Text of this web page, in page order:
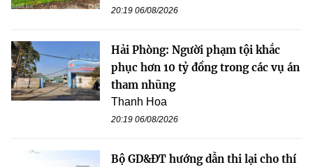
20:19 06/08/2026
Hải Phòng: Người phạm tội khắc
phục hơn 10 tỷ đồng trong các vụ án
tham nhũng
Thanh Hoa
20:19 06/08/2026
Bộ GD&ĐT hướng dẫn thi lại cho thí